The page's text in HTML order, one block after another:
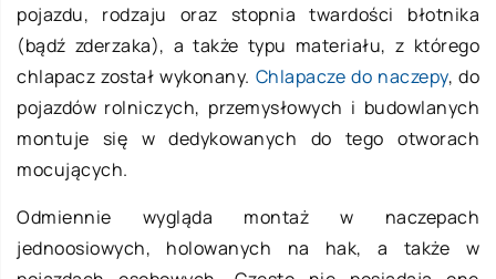
pojazdu, rodzaju oraz stopnia twardości błotnika
(bądź zderzaka), a także typu materiału, z którego
chlapacz został wykonany. Chlapacze do naczepy, do
pojazdów rolniczych, przemysłowych i budowlanych
montuje się w dedykowanych do tego otworach
mocujących.
Odmiennie wygląda montaż w naczepach
jednoosiowych, holowanych na hak, a także w